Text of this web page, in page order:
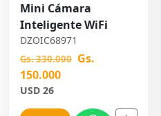
Mini Cámara
Inteligente WiFi
DZOIC68971
Gs. 330.000 Gs.
150.000
USD 26